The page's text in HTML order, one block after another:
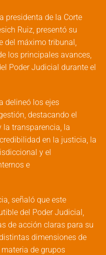
presidenta de la Corte
Ruiz, presentó su
del máximo tribunal,
los principales avances,
Poder Judicial durante el
delineó los ejes
destacando el
transparencia, la
en la justicia, la
y el
e
señaló que este
del Poder Judicial,
de acción claras para su
dimensiones de
de grupos